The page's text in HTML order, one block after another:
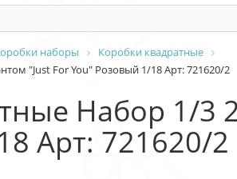
наборы
Коробки квадратные
"Just For You" Розовый 1/18 Арт: 721620/2
Набор 1/3
Арт: 721620/2